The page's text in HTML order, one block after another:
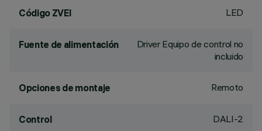
Código ZVEI LED
Fuente de alimentación
Driver Equipo de control no
incluido
Opciones de montaje Remoto
Control DALI-2